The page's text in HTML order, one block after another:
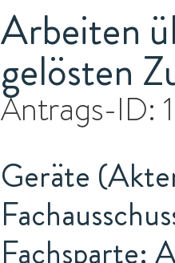
Arbeiten
gelösten
Antrags-ID:
Geräte
Fachsparte: